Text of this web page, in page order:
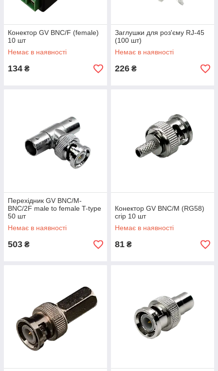
Конектор GV BNC/F (female)
10 шт
Немає в наявності
134 ₴
Заглушки для роз'єму RJ-45
(100 шт)
Немає в наявності
226 ₴
Перехідник GV BNC/M-
BNC/2F male to female T-type
50 шт
Немає в наявності
503 ₴
Конектор GV BNC/M (RG58)
crip 10 шт
Немає в наявності
81 ₴